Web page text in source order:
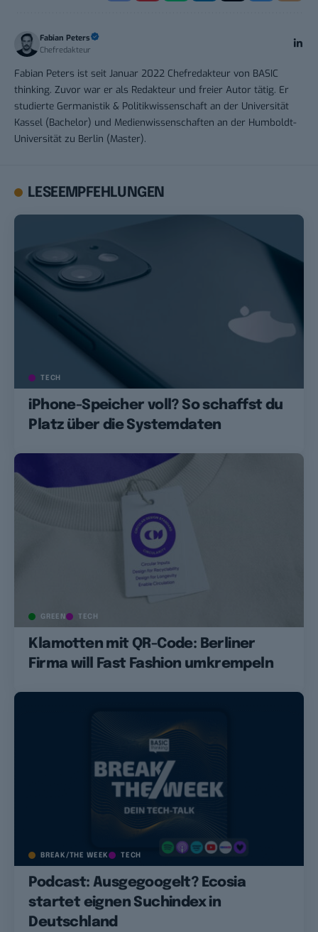
Fabian Peters
Chefredakteur
Fabian Peters ist seit Januar 2022 Chefredakteur von BASIC
thinking. Zuvor war er als Redakteur und freier Autor tätig. Er
studierte Germanistik & Politikwissenschaft an der Universität
Kassel (Bachelor) und Medienwissenschaften an der Humboldt-
Universität zu Berlin (Master).
LESEEMPFEHLUNGEN
TECH
iPhone-Speicher voll? So schaffst du
Platz über die Systemdaten
GREEN TECH
Klamotten mit QR-Code: Berliner
Firma will Fast Fashion umkrempeln
BREAK/THE WEEK TECH
Podcast: Ausgegoogelt? Ecosia
startet eignen Suchindex in
Deutschland